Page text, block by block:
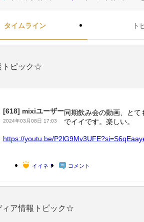
タイムライン ト
トピック☆
[618] mixiユーザー
2024年03月08日 17:03
同期飲み会の動画、とて
でイイです。楽しい。
https://youtu. be/P2lG9Mv3UFE?si=S6q
イイネ！ コメント
ィア情報トピック☆